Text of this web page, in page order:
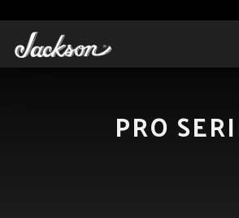
PRO